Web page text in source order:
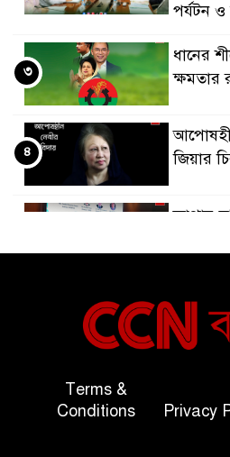
পর্যটন ও
ধানের
ক্ষমতার
৩
জিয়ার
৪
জাপান-
এবং সহ-
সাক্ষাৎ
Terms &
Conditions
Privacy